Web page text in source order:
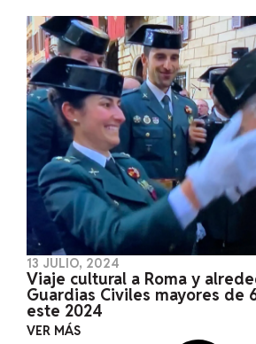
13 JULIO, 2024
Viaje cultural a Roma y
Guardias Civiles mayores de
este 2024
VER MÁS